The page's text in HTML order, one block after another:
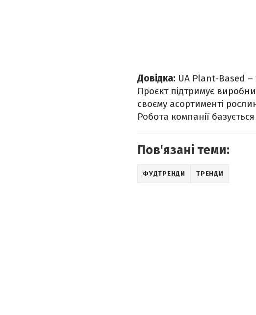
Довідка: UA Plant-Based –
Проєкт підтримує
своєму асортименті
Робота компанії
Пов'язані теми:
ФУДТРЕНДИ ТРЕНДИ